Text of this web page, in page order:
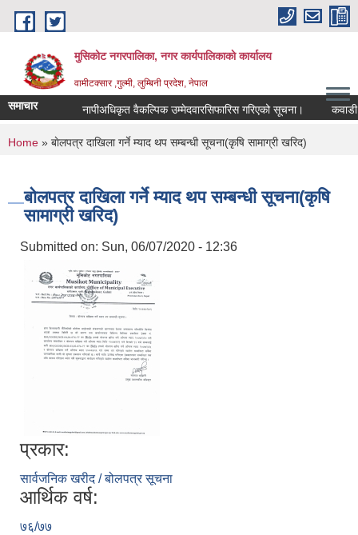
Skip to main content
मुसिकोट नगरपालिका, नगर कार्यपालिकाकाे कार्यालय
वामीटक्सार ,गुल्मी, लुम्बिनी प्रदेश, नेपाल
समाचार नापीअधिकृत वैकल्पिक उम्मेदवारसिफारिस गरिएको सूचना। कवाडी
You are here
Home » बाेलपत्र दाखिला गर्ने म्याद थप सम्बन्धी सूचना(कृषि सामाग्री खरिद)
बाेलपत्र दाखिला गर्ने म्याद थप सम्बन्धी सूचना(कृषि
सामाग्री खरिद)
Submitted on: Sun, 06/07/2020 - 12:36
प्रकार:
सार्वजनिक खरीद / बोलपत्र सूचना
आर्थिक वर्ष:
७६/७७